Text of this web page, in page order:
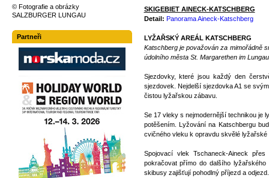
SKIGEBIET AINECK-KATSCHBERG
Detail: Panorama Aineck-Katschberg
LYŽAŘSKÝ AREÁL KATSCHBERG
Katschberg je považován za mimořádně
údolního města St. Margarethen im
Sjezdovky, které jsou každý den
sjezdovek. Nejdelší sjezdovka A1 se
čistou lyžařskou zábavu.
Se 17 vleky s nejmodernější technikou je
potěšením. Lyžování na Katschbergu
cvičného vleku k opravdu skvělé
Spojovací vlek Tschaneck-Aineck
pokračovat přímo do dalšího
skibusy zajišťují pohodlný příjezd a odjezd.
© Fotografie a obrázky
SALZBURGER LUNGAU
Partneři